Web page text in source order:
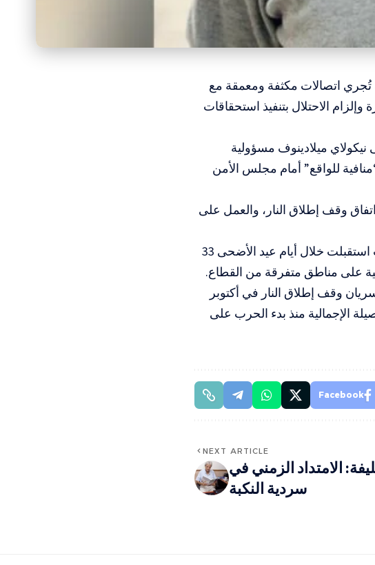
اتصالات مكثفة ومعمقة مع
الاحتلال بتنفيذ استحقاقات
ميلادينوف مسؤولية
للواقع” أمام مجلس الأمن
وقف إطلاق النار، والعمل على
وفي السياق، أعلنت وزارة الصحة الفلسطينية أن المستشفيات استقبلت خلال أيام عيد الأضحى 33
وقف إطلاق النار في أكتوبر
إصابة، فيما بلغت الحصيلة الإجمالية منذ بدء الحرب على
Facebook
NEXT ARTICLE
الامتداد الزمني في
سردية النكبة